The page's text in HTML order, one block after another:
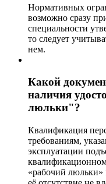
Нормативных
возможно сразу
специальности
то следует
нем.
Какой
наличия
люльки"?
Квалификация
требованиям,
эксплуатации
«рабочий люльки»